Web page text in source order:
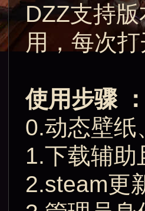
DZZ支持
用，每次
使用步骤 ：
0.动态壁纸
1.下载辅助
2.steam更